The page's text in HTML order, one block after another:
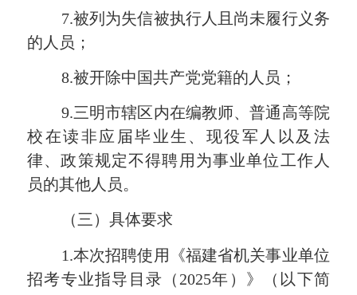
7.被列为失信被执行人且尚未履行义务
的人员；
8.被开除中国共产党党籍的人员；
9.三明市辖区内在编教师、普通高等院
校在读非应届毕业生、现役军人以及法
律、政策规定不得聘用为事业单位工作人
员的其他人员。
（三）具体要求
1.本次招聘使用《福建省机关事业单位
招考专业指导目录（2025年）》（以下简